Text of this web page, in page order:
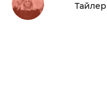
Тайлер